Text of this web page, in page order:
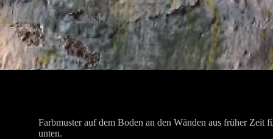
Farbmuster auf dem Boden an den Wänden aus früher Zeit
unten.